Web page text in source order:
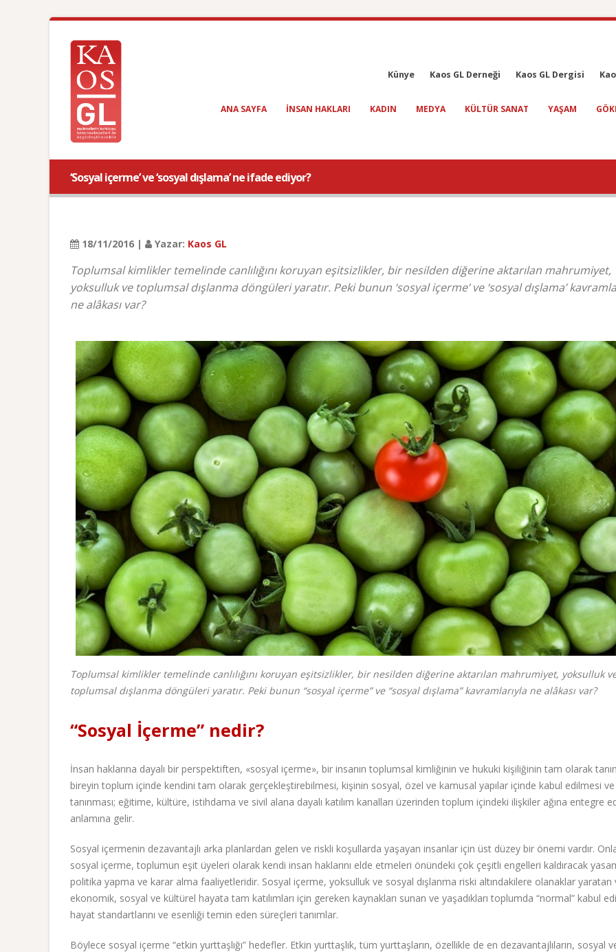
Künye Kaos GL Derneği Kaos GL Dergisi
ANA SAYFA INSAN HAKLARI KADIN MEDYA KÜLTÜR SANAT YAŞAM
‘Sosyal içerme’ ve ‘sosyal dışlama’ ne ifade ediyor?
18/11/2016 | Yazar: Kaos GL
Toplumsal kimlikler temelinde canlılığını koruyan eşitsizlikler, bir nesilden diğerine aktarılan mahrumiyet,
yoksulluk ve toplumsal dışlanma döngüleri yaratır. Peki bunun ‘sosyal içerme’ ve ‘sosyal dışlama’
ne alâkası var?
Toplumsal kimlikler temelinde canlılığını koruyan eşitsizlikler, bir nesilden diğerine aktarılan mahrumiyet, yoksulluk
toplumsal dışlanma döngüleri yaratır. Peki bunun “sosyal içerme” ve “sosyal dışlama” kavramlarıyla ne alâkası var?
“Sosyal İçerme” nedir?
İnsan haklarına dayalı bir perspektiften, «sosyal içerme», bir insanın toplumsal kimliğinin ve hukuki kişiliğinin tam olarak
bireyin toplum içinde kendini tam olarak gerçekleştirebilmesi, kişinin sosyal, özel ve kamusal yapılar içinde kabul edilmesi ve
tanınması; eğitime, kültüre, istihdama ve sivil alana dayalı katılım kanalları üzerinden toplum içindeki ilişkiler ağına entegre
anlamına gelir.
Sosyal içermenin dezavantajlı arka planlardan gelen ve riskli koşullarda yaşayan insanlar için üst düzey bir önemi vardır.
sosyal içerme, toplumun eşit üyeleri olarak kendi insan haklarını elde etmeleri önündeki çok çeşitli engelleri kaldıracak
politika yapma ve karar alma faaliyetleridir. Sosyal içerme, yoksulluk ve sosyal dışlanma riski altındakilere olanaklar yaratan
ekonomik, sosyal ve kültürel hayata tam katılımları için gereken kaynakları sunan ve yaşadıkları toplumda “normal” kabul
hayat standartlarını ve esenliği temin eden süreçleri tanımlar.
Böylece sosyal içerme “etkin yurttaşlığı” hedefler. Etkin yurttaşlık, tüm yurttaşların, özellikle de en dezavantajlıların, sosyal